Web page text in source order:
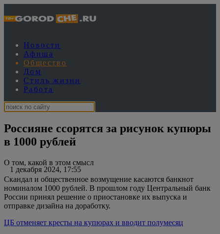
Новости
Афиша
Общество
Дом
Стиль жизни
Работа
Россияне ссорятся за рисунок купюры
в 1000 рублей
1 декабря 2024, 17:55
О том, какой в этом смысл
Скандал и общественное возмущение касаются банкнот
номиналом 1000 рублей. В прошлом году Центральный банк
России принял решение о приостановке их выпуска и
отправке дизайна на доработку.
ЦБ отменяет кресты на купюрах и вводит полумесяц